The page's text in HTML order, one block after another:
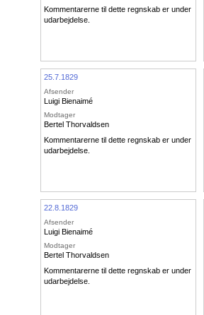
Kommentarerne til dette regnskab er under
udarbejdelse.
25.7.1829
Afsender
Luigi Bienaimé
Modtager
Bertel Thorvaldsen
Kommentarerne til dette regnskab er under
udarbejdelse.
22.8.1829
Afsender
Luigi Bienaimé
Modtager
Bertel Thorvaldsen
Kommentarerne til dette regnskab er under
udarbejdelse.